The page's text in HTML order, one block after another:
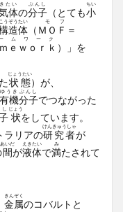
体
きたい
の分子
ぶんし
（とても小
ちい
造体
こうぞうたい
（ ＭＯ
モ
Ｆ
フ
＝
ｅｗｏｒｋ
ムワーク
）」を
状態
じょうたい
）が、
有機
ゆうき
分子
ぶんし
でつながった
状
じょう
をしています。
ラリアの研究者
けんきゅうしゃ
が
間
あいだ
が液体
えきたい
で満
み
たされて
金属
きんぞく
のコバルトと